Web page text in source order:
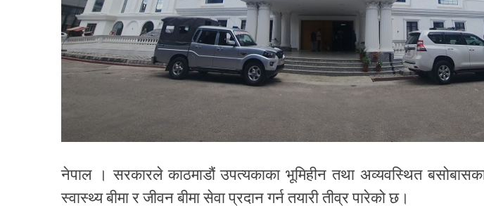
नेपाल । सरकारले काठमाडौं उपत्यकाका भूमिहीन तथा अव्यवस्थित बसोबासका
स्वास्थ्य बीमा र जीवन बीमा सेवा प्रदान गर्न तयारी तीव्र पारेको छ।